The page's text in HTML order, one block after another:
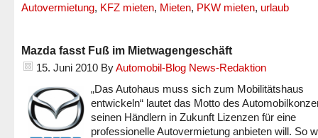
Autovermietung, KFZ mieten, Mieten, PKW mieten, urlaub
Mazda fasst Fuß im Mietwagengeschäft
15. Juni 2010 ByAutomobil-Blog News-Redaktion
„Das Autohaus muss sich zum Mobilitätshaus
entwickeln“ lautet das Motto des
seinen Händlern in Zukunft Lizenzen für eine
professionelle Autovermietung anbieten will. So